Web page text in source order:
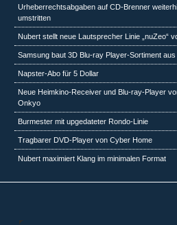
Urheberrechtsabgaben auf CD-Brenner
umstritten
Nubert stellt neue Lautsprecher Linie „nuZeo“
Samsung baut 3D Blu-ray Player-Sortiment aus
Napster-Abo für 5 Dollar
Neue Heimkino-Receiver und Blu-ray-Player
Onkyo
Burmester mit upgedateter Rondo-Linie
Tragbarer DVD-Player von Cyber Home
Nubert maximiert Klang im minimalen Format